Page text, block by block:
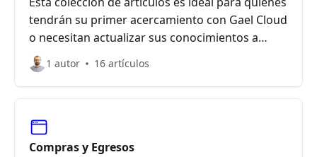
tendrán su primer acercamiento con Gael Cloud
o necesitan actualizar sus conocimientos a
favor de su productividad diaria en la gestión de
recursos de su empresa
1 autor 16 artículos
Compras y Egresos